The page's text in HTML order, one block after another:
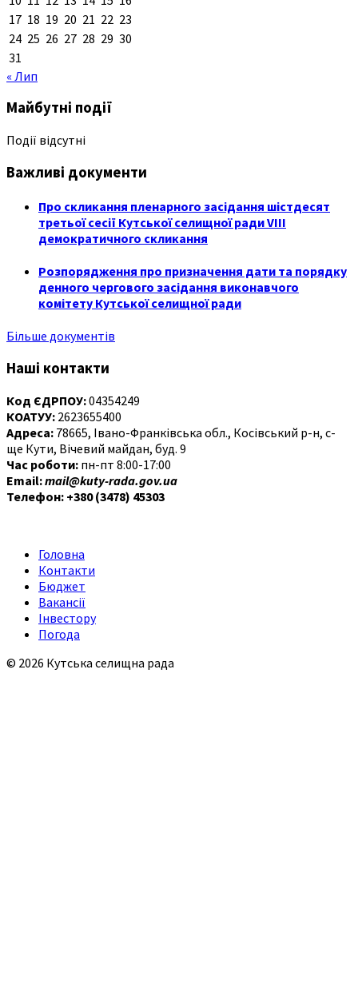
17 18 19 20 21 22 23
24 25 26 27 28 29 30
31
« Лип
Майбутні події
Події відсутні
Важливі документи
Про скликання пленарного засідання шістдесят
третьої сесії Кутської селищної ради VIII
демократичного скликання
Розпорядження про призначення дати та порядку
денного чергового засідання виконавчого
комітету Кутської селищної ради
Більше документів
Наші контакти
Код ЄДРПОУ:04354249
КОАТУУ: 2623655400
Адреса: 78665, Івано-Франківська обл., Косівський р-н, с-
ще Кути, Вічевий майдан, буд. 9
Час роботи: пн-пт 8:00-17:00
Email:mail@kuty-rada.gov.ua
Телефон: +380 (3478) 45303
Головна
Контакти
Бюджет
Вакансії
Інвестору
Погода
© 2026 Кутська селищна рада